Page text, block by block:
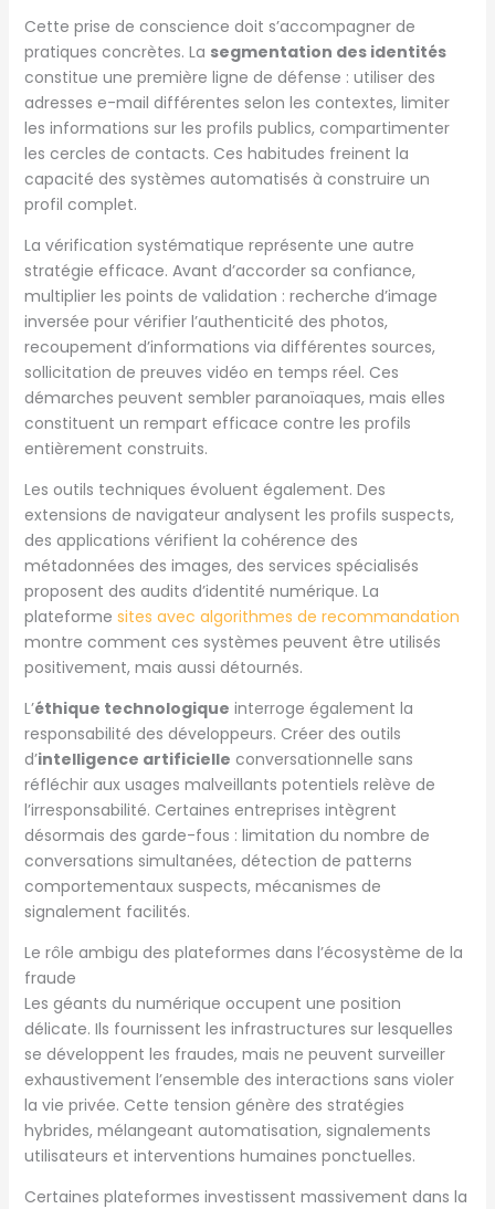
Cette prise de conscience doit s’accompagner de
pratiques concrètes. La segmentation des identités
constitue une première ligne de défense : utiliser des
adresses e-mail différentes selon les contextes, limiter
les informations sur les profils publics, compartimenter
les cercles de contacts. Ces habitudes freinent la
capacité des systèmes automatisés à construire un
profil complet.
La vérification systématique représente une autre
stratégie efficace. Avant d’accorder sa confiance,
multiplier les points de validation : recherche d’image
inversée pour vérifier l’authenticité des photos,
recoupement d’informations via différentes sources,
sollicitation de preuves vidéo en temps réel. Ces
démarches peuvent sembler paranoïaques, mais elles
constituent un rempart efficace contre les profils
entièrement construits.
Les outils techniques évoluent également. Des
extensions de navigateur analysent les profils suspects,
des applications vérifient la cohérence des
métadonnées des images, des services spécialisés
proposent des audits d’identité numérique. La
plateforme sites avec algorithmes de recommandation
montre comment ces systèmes peuvent être utilisés
positivement, mais aussi détournés.
L’éthique technologique interroge également la
responsabilité des développeurs. Créer des outils
d’intelligence artificielle conversationnelle sans
réfléchir aux usages malveillants potentiels relève de
l’irresponsabilité. Certaines entreprises intègrent
désormais des garde-fous : limitation du nombre de
conversations simultanées, détection de patterns
comportementaux suspects, mécanismes de
signalement facilités.
Le rôle ambigu des plateformes dans l’écosystème de la
fraude
Les géants du numérique occupent une position
délicate. Ils fournissent les infrastructures sur lesquelles
se développent les fraudes, mais ne peuvent surveiller
exhaustivement l’ensemble des interactions sans violer
la vie privée. Cette tension génère des stratégies
hybrides, mélangeant automatisation, signalements
utilisateurs et interventions humaines ponctuelles.
Certaines plateformes investissent massivement dans la